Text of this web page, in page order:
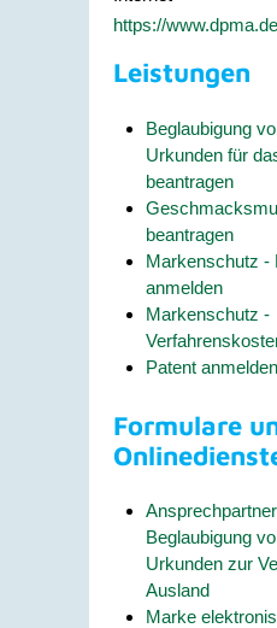
https://
Leistungen
Beglaubigung
Urkunden für
beantragen
beantragen
Markenschutz -
anmelden
Markenschutz -
Patent anmelden
Formulare
Beglaubigung
Urkunden zur
Ausland
Marke